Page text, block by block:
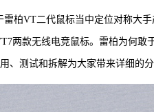
雷柏VT二代鼠标当中定位对称大
两款无线电竞鼠标。雷柏为何敢
、测试和拆解为大家带来详细的分